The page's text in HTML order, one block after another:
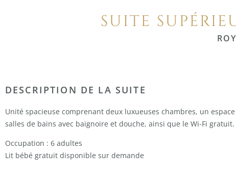
SUITE
DESCRIPTION DE LA SUITE
Unité spacieuse comprenant deux luxueuses chambres, un
salles de bains avec baignoire et douche, ainsi que le Wi-Fi gratuit.
Occupation : 6 adultes
Lit bébé gratuit disponible sur demande